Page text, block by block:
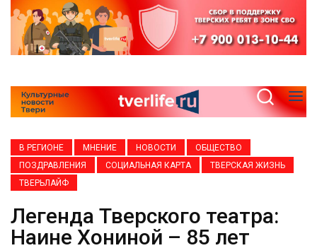
В РЕГИОНЕ МНЕНИЕ НОВОСТИ
ОБЩЕСТВО
ПОЗДРАВЛЕНИЯ
СОЦИАЛЬНАЯ КАРТА
ТВЕРСКАЯ ЖИЗНЬ
ТВЕРЬЛАЙФ
Легенда Тверского театра:
Наине Хониной – 85 лет